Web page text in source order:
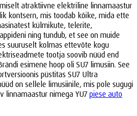
atraktiivne elektriline linnamaastur
kontsern, mis toodab kõike, mida ette
külmikute, telerite,
ning tundub, et see on muide
suuruselt kolmas ettevõte kogu
tootja soovib nüüd end
esimene hoop oli SU7 limusiin. See
püstitas SU7 Ultra
on sellele limusiinile, mis pole sugugi
linnamaastur nimega YU7 piese auto